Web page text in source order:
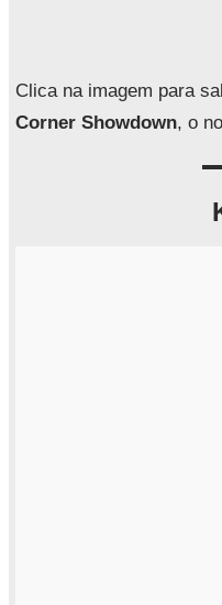
a
Clica na imagem para
Corner Showdown, o